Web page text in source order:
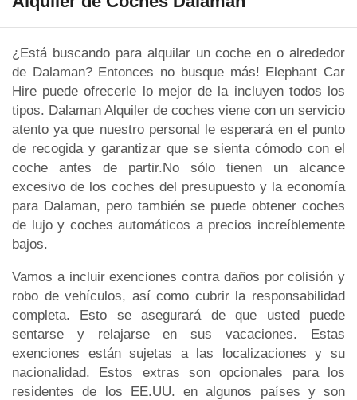
¿Está buscando para alquilar un coche en o alrededor
de Dalaman? Entonces no busque más! Elephant Car
Hire puede ofrecerle lo mejor de la incluyen todos los
tipos. Dalaman Alquiler de coches viene con un servicio
atento ya que nuestro personal le esperará en el punto
de recogida y garantizar que se sienta cómodo con el
coche antes de partir.No sólo tienen un alcance
excesivo de los coches del presupuesto y la economía
para Dalaman, pero también se puede obtener coches
de lujo y coches automáticos a precios increíblemente
bajos.
Vamos a incluir exenciones contra daños por colisión y
robo de vehículos, así como cubrir la responsabilidad
completa. Esto se asegurará de que usted puede
sentarse y relajarse en sus vacaciones. Estas
exenciones están sujetas a las localizaciones y su
nacionalidad. Estos extras son opcionales para los
residentes de los EE.UU. en algunos países y son